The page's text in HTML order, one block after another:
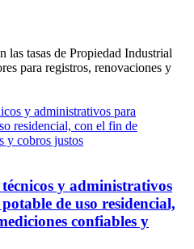
las tasas de Propiedad Industrial
para registros, renovaciones y
y administrativos
de uso residencial,
confiables y